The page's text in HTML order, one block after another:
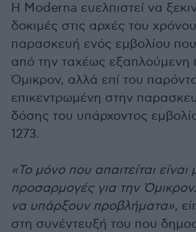
H Moderna ευελπιστεί να
δοκιμές στις αρχές του
παρασκευή ενός εμβολίου
από την ταχέως εξαπλούμενη
Όμικρον, αλλά επί του
επικεντρωμένη στην
δόσης του υπάρχοντος
1273.
«Το μόνο που απαιτείται είναι
προσαρμογές για την
να υπάρξουν προβλήματα»,
στη συνέντευξή του που